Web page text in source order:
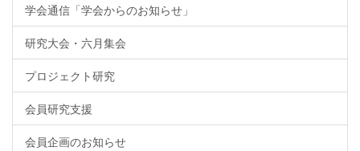
学会通信「学会からのお知らせ」
研究大会・六月集会
プロジェクト研究
会員研究支援
会員企画のお知らせ